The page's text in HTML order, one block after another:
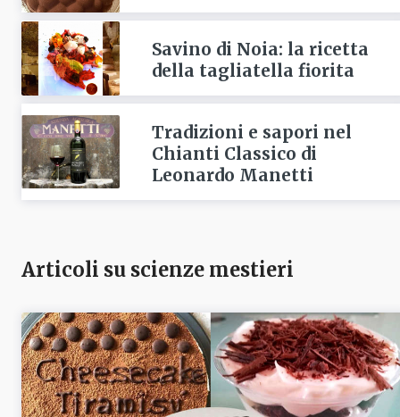
Savino di Noia: la ricetta
della tagliatella fiorita
Tradizioni e sapori nel
Chianti Classico di
Leonardo Manetti
Articoli su scienze mestieri